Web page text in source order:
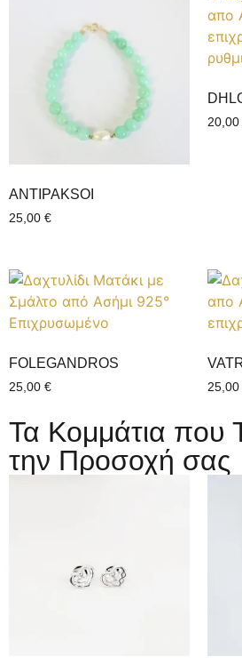
ANTIPAKSOI
25,00 €
20,00
FOLEGANDROS
25,00 € 25,00
Τα Κομμάτια που
την Προσοχή σας